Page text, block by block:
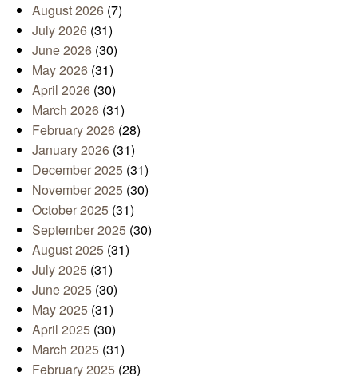
August 2026 (7)
July 2026 (31)
June 2026 (30)
May 2026 (31)
April 2026 (30)
March 2026 (31)
February 2026 (28)
January 2026 (31)
December 2025 (31)
November 2025 (30)
October 2025 (31)
September 2025 (30)
August 2025 (31)
July 2025 (31)
June 2025 (30)
May 2025 (31)
April 2025 (30)
March 2025 (31)
February 2025 (28)